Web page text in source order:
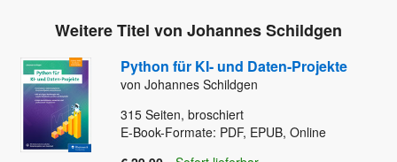
Weitere Titel von Johannes Schildgen
Python für KI- und Daten-Projekte
von Johannes Schildgen
315 Seiten, broschiert
E-Book-Formate: PDF, EPUB, Online